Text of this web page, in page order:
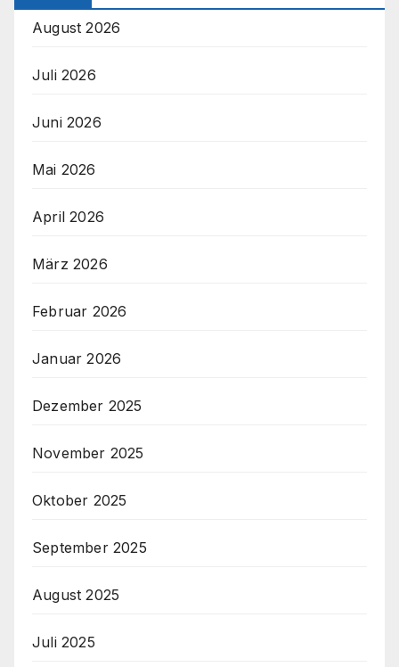
August 2026
Juli 2026
Juni 2026
Mai 2026
April 2026
März 2026
Februar 2026
Januar 2026
Dezember 2025
November 2025
Oktober 2025
September 2025
August 2025
Juli 2025